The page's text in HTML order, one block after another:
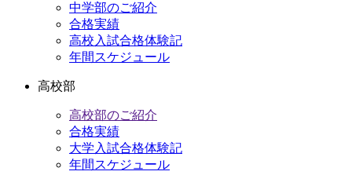
中学部のご紹介
合格実績
高校入試合格体験記
年間スケジュール
高校部
高校部のご紹介
合格実績
大学入試合格体験記
年間スケジュール